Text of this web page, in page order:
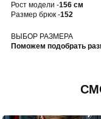
Рост модели -156 см
Размер брюк -152
ВЫБОР РАЗМЕРА
Поможем подобрать